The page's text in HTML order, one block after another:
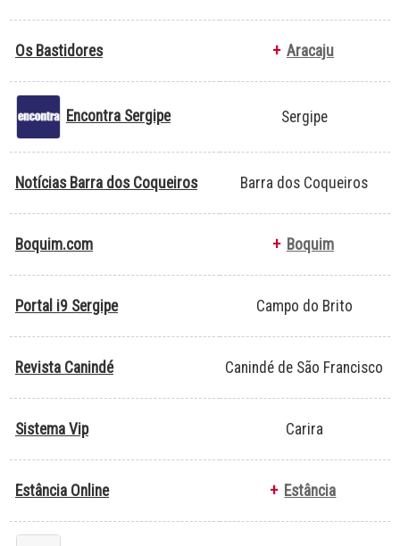
Os Bastidores + Aracaju
Encontra Sergipe Sergipe
Notícias Barra dos Coqueiros Barra dos Coqueiros
Boquim.com + Boquim
Portal i9 Sergipe Campo do Brito
Revista Canindé Canindé de São Francisco
Sistema Vip Carira
Estância Online + Estância